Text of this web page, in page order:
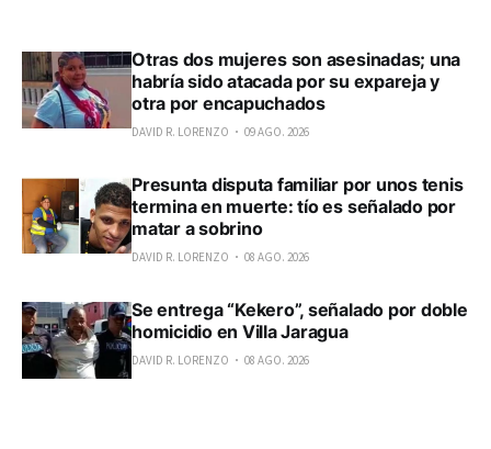
Otras dos mujeres son asesinadas; una
habría sido atacada por su expareja y
otra por encapuchados
DAVID R. LORENZO 09 AGO. 2026
Presunta disputa familiar por unos tenis
termina en muerte: tío es señalado por
matar a sobrino
DAVID R. LORENZO 08 AGO. 2026
Se entrega “Kekero”, señalado por doble
homicidio en Villa Jaragua
DAVID R. LORENZO 08 AGO. 2026